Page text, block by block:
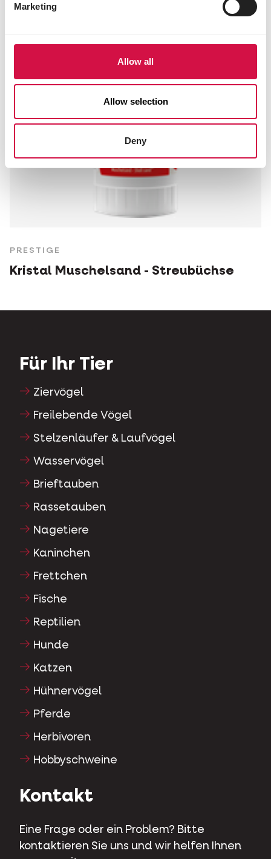
Marketing
Allow all
Allow selection
Deny
PRESTIGE
Kristal Muschelsand - Streubüchse
Für Ihr Tier
Ziervögel
Freilebende Vögel
Stelzenläufer & Laufvögel
Wasservögel
Brieftauben
Rassetauben
Nagetiere
Kaninchen
Frettchen
Fische
Reptilien
Hunde
Katzen
Hühnervögel
Pferde
Herbivoren
Hobbyschweine
Kontakt
Eine Frage oder ein Problem? Bitte
kontaktieren Sie uns und wir helfen Ihnen